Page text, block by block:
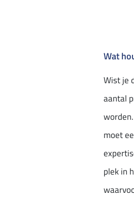
Wat
Wist je
aantal
moet
plek in